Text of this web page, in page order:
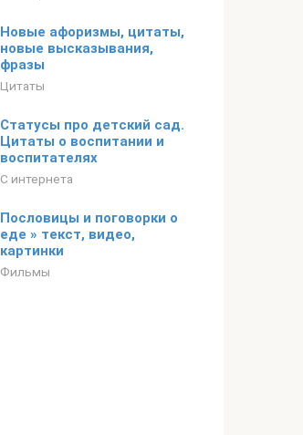
Новые афоризмы, цитаты,
новые высказывания,
фразы
Цитаты
Статусы про детский сад.
Цитаты о воспитании и
воспитателях
С интернета
Пословицы и поговорки о
еде » текст, видео,
картинки
Фильмы